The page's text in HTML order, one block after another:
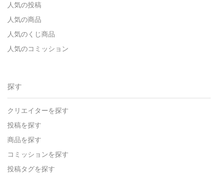
人気の投稿
人気の商品
人気のくじ商品
人気のコミッション
探す
クリエイターを探す
投稿を探す
商品を探す
コミッションを探す
投稿タグを探す